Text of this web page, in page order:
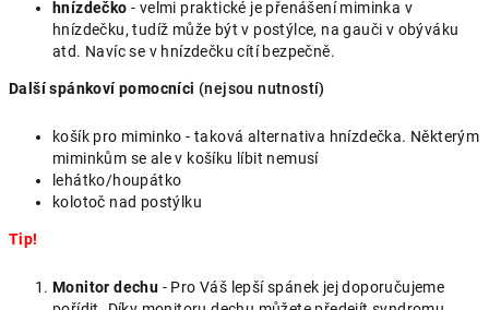
hnízdečko - velmi praktické je přenášení miminka v
hnízdečku, tudíž může být v postýlce, na gauči v obýváku
atd. Navíc se v hnízdečku cítí bezpečně.
Další spánkoví pomocníci (nejsou nutností)
košík pro miminko - taková alternativa hnízdečka. Některým
miminkům se ale v košíku líbit nemusí
lehátko/houpátko
kolotoč nad postýlku
Tip!
Monitor dechu - Pro Váš lepší spánek jej doporučujeme